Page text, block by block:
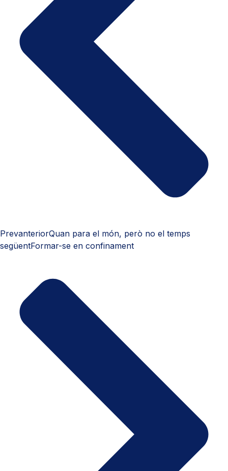
PrevanteriorQuan para el món, però no el temps
següentFormar-se en confinament